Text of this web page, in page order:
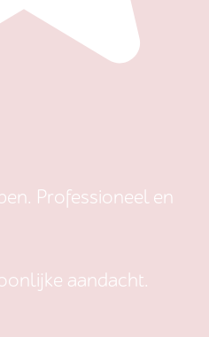
Professioneel en
aandacht.